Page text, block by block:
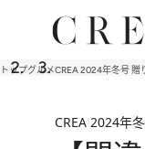
トップグルメCREA 2024年冬号 贈
CREA 2024年